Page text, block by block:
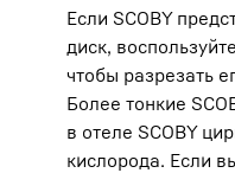
Если SCOBY
диск,
чтобы разрезать
Более тонкие
в отеле SCOBY
кислорода. Если